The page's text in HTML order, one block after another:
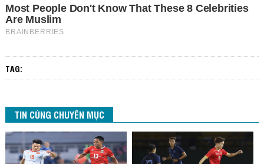
TAG:
TIN CÙNG CHUYÊN MỤC